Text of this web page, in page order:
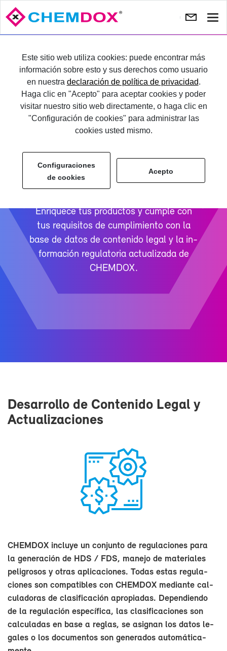
Este sitio web utiliza cookies: puede encontrar más
información sobre esto y sus derechos como usuario
en nuestra declaración de política de privacidad.
Haga clic en "Acepto" para aceptar cookies y poder
visitar nuestro sitio web directamente, o haga clic en
"Configuración de cookies" para administrar las
cookies usted mismo.
Configuraciones
de cookies
Acepto
IN­GRE­SE
Con­te­ni­do Le­gal y Ba­se
de Da­tos de Sus­tan­cias
En­ri­que­ce tus pro­duc­tos y cum­ple con
tus re­qui­si­tos de cum­pli­mien­to con la
ba­se de da­tos de con­te­ni­do le­gal y la in­
for­ma­ción re­gu­la­to­ria ac­tua­li­za­da de
CHEM­DOX.
te­
rior
De­sa­rro­llo de Con­te­ni­do Le­gal y
Ac­tua­li­za­cio­nes
CHEM­DOX in­clu­ye un con­jun­to de re­gu­la­cio­nes pa­ra
la ge­ne­ra­ción de HDS / FDS, ma­ne­jo de ma­te­ria­les
pe­li­gro­sos y otras apli­ca­cio­nes. To­das es­tas re­gu­la­
cio­nes son com­pa­ti­bles con CHEM­DOX me­dian­te cal­
cu­la­do­ras de cla­si­fi­ca­ción apro­pia­das. De­pen­dien­do
de la re­gu­la­ción es­pe­cí­fi­ca, las cla­si­fi­ca­cio­nes son
cal­cu­la­das en ba­se a re­glas, se asig­nan los da­tos le­
ga­les o los do­cu­men­tos son ge­ne­ra­dos au­to­má­ti­ca­